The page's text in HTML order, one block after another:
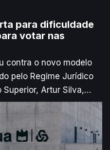
para dificuldade
votar nas
contra o novo modelo
pelo Regime Jurídico
Superior, Artur Silva,
de Aveiro (UA),
face à
antigos alunos. O
pode ser difícil recensear